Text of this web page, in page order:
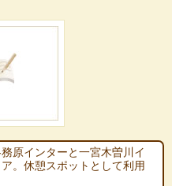
原インターと一宮木曽川イ
。休憩スポットとして利用